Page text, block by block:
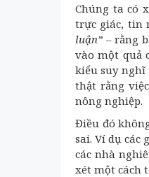
Chúng ta có
trực giác, tin
luận” – rằng
vào một quả
kiểu suy nghĩ
thật rằng
nông nghiệp.
Điều đó
sai. Ví dụ các
các nhà
xét một cách